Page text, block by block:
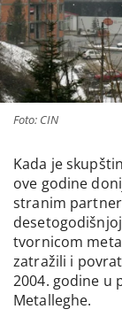
Foto: CIN
Kada je
ove godine
stranim
tvornicom
zatražili i
2004. godine u
Metalleghe.